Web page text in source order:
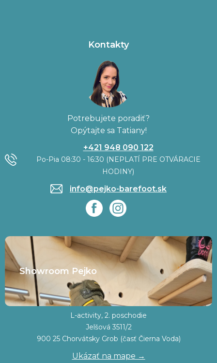
Kontakty
Potrebujete poradiť?
Opýtajte sa Tatiany!
+421 948 090 122
Po-Pia 08:30 - 16:30 (NEPLATÍ PRE OTVÁRACIE
HODINY)
info@pejko-barefoot.sk
Showroom Pejko
L-activity, 2. poschodie
Jelšová 3511/2
900 25 Chorvátsky Grob (časť Čierna Voda)
Ukázať na mape →